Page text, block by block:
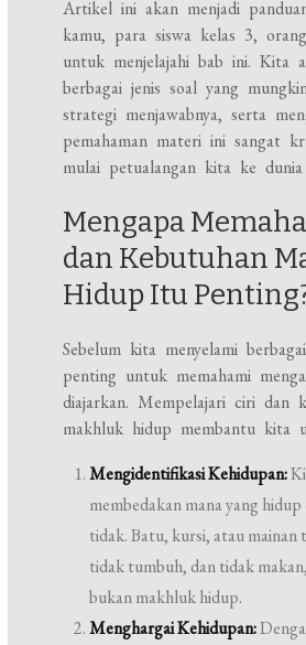
Artikel ini akan menjadi
kamu, para siswa kelas 3,
untuk menjelajahi bab ini. Kita
berbagai jenis soal yang
strategi menjawabnya, serta
pemahaman materi ini sangat
mulai petualangan kita ke
Mengapa
dan Kebutuhan
Hidup Itu
Sebelum kita menyelami
penting untuk memahami
diajarkan. Mempelajari ciri dan
makhluk hidup membantu kita
Mengidentifikasi Kehidupan:
membedakan mana yang hidup
tidak. Batu, kursi, atau mainan
tidak tumbuh, dan tidak
bukan makhluk hidup.
Menghargai Kehidupan: